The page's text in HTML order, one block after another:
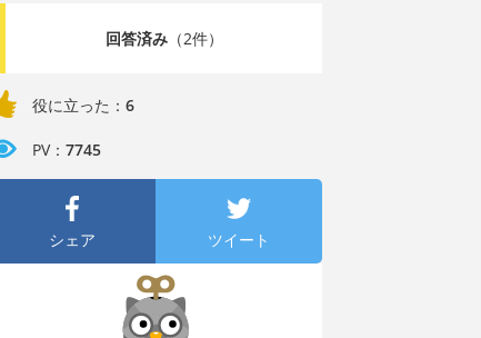
回答済み（2件）
役に立った： 6
PV： 7745
シェア ツイート